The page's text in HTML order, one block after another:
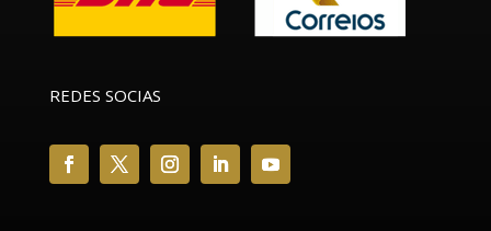
REDES SOCIAS